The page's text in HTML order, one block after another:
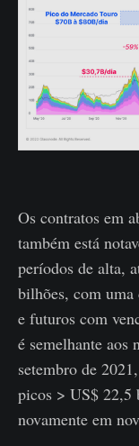
Os contratos em
também está
períodos de alta,
bilhões, com
e futuros com
é semelhante aos
setembro de
picos > US$ 22,5
novamente em